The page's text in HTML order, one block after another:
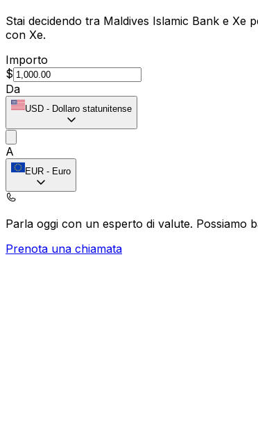
Stai decidendo tra Maldives Islamic Bank e
con Xe.
Importo
$
Da
USD - Dollaro statunitense
A
EUR - Euro
Parla oggi con un esperto di valute. Possiamo
Prenota una chiamata